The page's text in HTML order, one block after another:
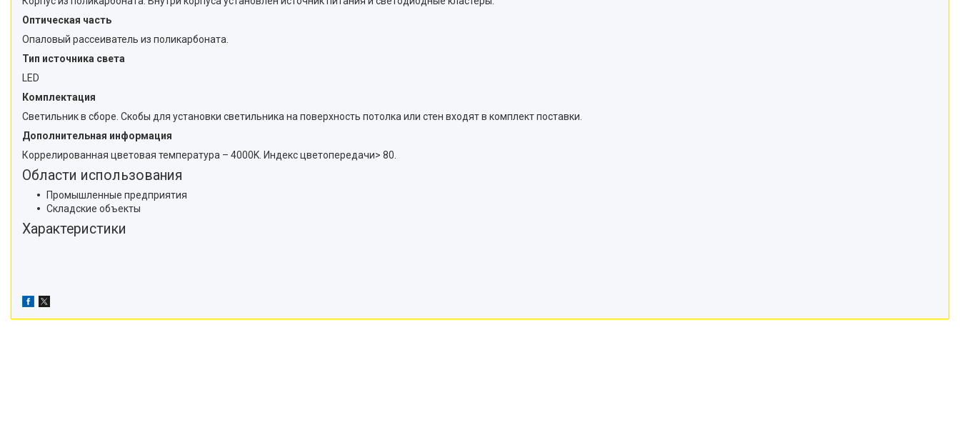
Оптическая часть
Опаловый рассеиватель из поликарбоната.
Тип источника света
LED
Комплектация
Светильник в сборе. Скобы для установки светильника на поверхность потолка или стен входят в комплект поставки.
Дополнительная информация
Коррелированная цветовая температура – 4000K. Индекс цветопередачи> 80.
Области использования
Промышленные предприятия
Складские объекты
Характеристики